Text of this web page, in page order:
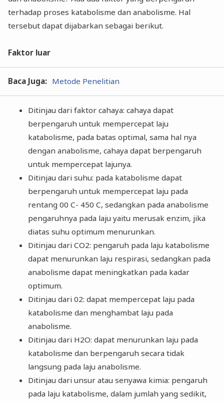
terhadap proses katabolisme dan anabolisme. Hal
tersebut dapat dijabarkan sebagai berikut.
Faktor luar
Baca Juga: Metode Penelitian
Ditinjau dari faktor cahaya: cahaya dapat
berpengaruh untuk mempercepat laju
katabolisme, pada batas optimal, sama hal nya
dengan anabolisme, cahaya dapat berpengaruh
untuk mempercepat lajunya.
Ditinjau dari suhu: pada katabolisme dapat
berpengaruh untuk mempercepat laju pada
rentang 00 C- 450 C, sedangkan pada anabolisme
pengaruhnya pada laju yaitu merusak enzim, jika
diatas suhu optimum menurunkan.
Ditinjau dari CO2: pengaruh pada laju katabolisme
dapat menurunkan laju respirasi, sedangkan pada
anabolisme dapat meningkatkan pada kadar
optimum.
Ditinjau dari 02: dapat mempercepat laju pada
katabolisme dan menghambat laju pada
anabolisme.
Ditinjau dari H2O: dapat menurunkan laju pada
katabolisme dan berpengaruh secara tidak
langsung pada laju anabolisme.
Ditinjau dari unsur atau senyawa kimia: pengaruh
pada laju katabolisme, dalam jumlah yang sedikit,